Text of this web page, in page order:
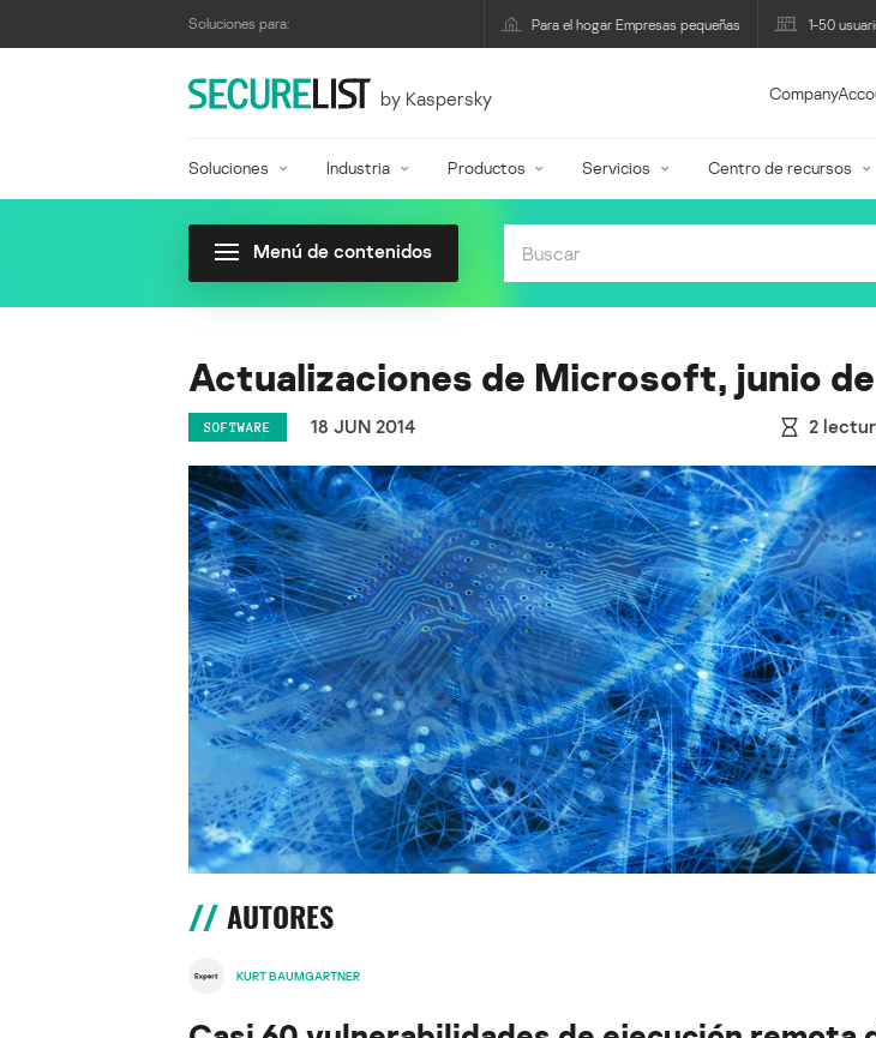
Soluciones para: Para el hogar Empresas pequeñas 1-50
by Kaspersky
Soluciones Industria Productos Servicios Centro de recursos
Menú de contenidos
Actualizaciones de Microsoft, junio de
SOFTWARE 18 JUN 2014 2
AUTORES
KURT BAUMGARTNER